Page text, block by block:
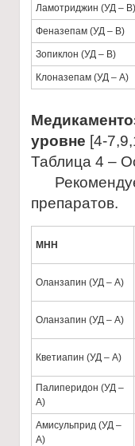
Ламотриджин (УД – В)
Феназепам (УД – В)
Зопиклон (УД – В)
Клоназепам (УД – А)
уровне [4-
Таблица 4 –
препаратов.
МНН
Оланзапин (УД – А)
Оланзапин (УД – А)
Кветиапин (УД – А)
Палиперидон (УД –
А)
Амисульприд (УД –
А)